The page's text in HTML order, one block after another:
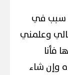
سبب في
وعلمني
فأنا
وإن شاء